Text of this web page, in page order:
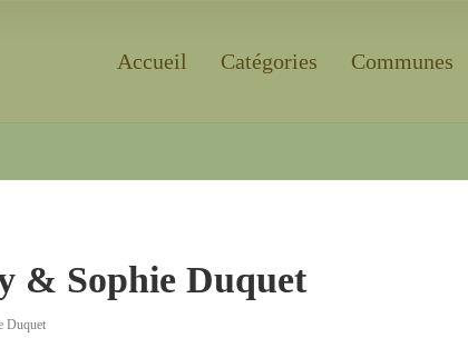
Accueil Catégories Communes
Rechercher
& Sophie Duquet
Duquet